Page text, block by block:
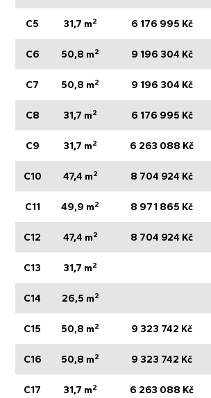
C5 31,7 m2 6 176 995 Kč
C6 50,8 m2 9 196 304 Kč
C7 50,8 m2 9 196 304 Kč
C8 31,7 m2 6 176 995 Kč
C9 31,7 m2 6 263 088 Kč
C10 47,4 m2 8 704 924 Kč
C11 49,9 m2 8 971 865 Kč
C12 47,4 m2 8 704 924 Kč
C13 31,7 m2
C14 26,5 m2
C15 50,8 m2 9 323 742 Kč
C16 50,8 m2 9 323 742 Kč
C17 31,7 m2 6 263 088 Kč